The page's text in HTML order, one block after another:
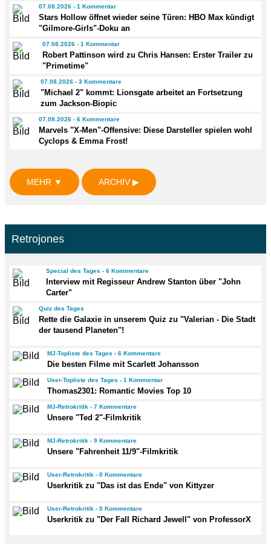
07.08.2026 - 1 Kommentar
Stars Hollow öffnet wieder seine Türen: HBO Max kündigt
"Gilmore-Girls"-Doku an
07.08.2026 - 1 Kommentar
Robert Pattinson wird zu Chris Hansen: Erster Trailer zu
"Primetime"
07.08.2026 - 3 Kommentare
"Michael 2" kommt: Lionsgate arbeitet an Fortsetzung
zum Jackson-Biopic
07.08.2026 - 6 Kommentare
Marvels "X-Men"-Offensive: Diese Darsteller spielen wohl
Cyclops & Emma Frost!
MEHR ▼ ARCHIV ▶
Retrojones
Special des Tages - 6 Kommentare
Interview mit Regisseur Andrew Stanton über "John
Carter"
Quiz des Tages
Rette die Galaxie in unserem Quiz zu "Valerian - Die Stadt
der tausend Planeten"!
MJ-Topliste des Tages - 6 Kommentare
Die besten Filme mit Scarlett Johansson
User-Topliste des Tages - 1 Kommentar
Thomas2301: Romantic Movies Top 10
MJ-Retrokritik - 7 Kommentare
Unsere "Ted 2"-Filmkritik
MJ-Retrokritik - 9 Kommentare
Unsere "Fahrenheit 11/9"-Filmkritik
User-Retrokritik - 0 Kommentare
Userkritik zu "Das ist das Ende" von Kittyzer
User-Retrokritik - 0 Kommentare
Userkritik zu "Der Fall Richard Jewell" von ProfessorX